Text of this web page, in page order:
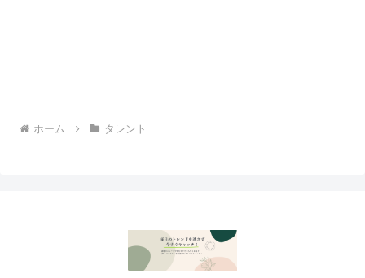
ホーム タレント